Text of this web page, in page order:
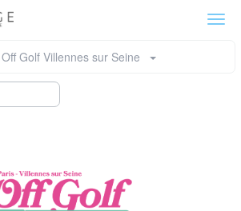
Off Golf Villennes sur Seine